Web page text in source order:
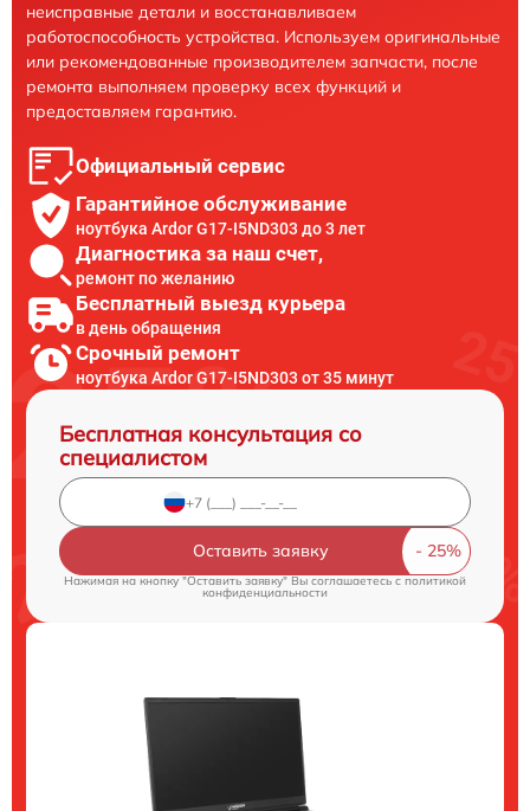
неисправные детали и восстанавливаем
работоспособность устройства. Используем оригинальные
или рекомендованные производителем запчасти, после
ремонта выполняем проверку всех функций и
предоставляем гарантию.
Официальный сервис
Гарантийное обслуживание
ноутбука Ardor G17-I5ND303 до 3 лет
Диагностика за наш счет,
ремонт по желанию
Бесплатный выезд курьера
в день обращения
Срочный ремонт
ноутбука Ardor G17-I5ND303 от 35 минут
Бесплатная консультация со
специалистом
Оставить заявку
Нажимая на кнопку "Оставить заявку" Вы соглашаетесь cполитикой
конфиденциальности